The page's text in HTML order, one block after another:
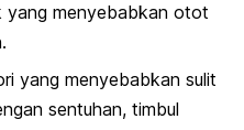
yang menyebabkan otot
yang menyebabkan sulit
sentuhan, timbul